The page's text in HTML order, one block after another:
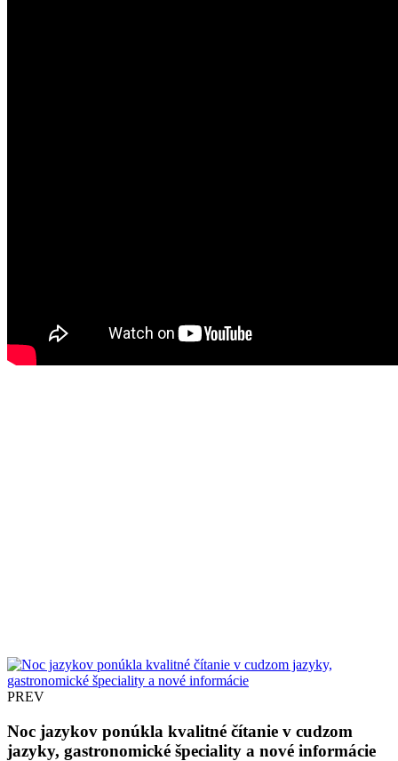
PREV
Noc jazykov ponúkla kvalitné čítanie v cudzom
jazyky, gastronomické špeciality a nové informácie